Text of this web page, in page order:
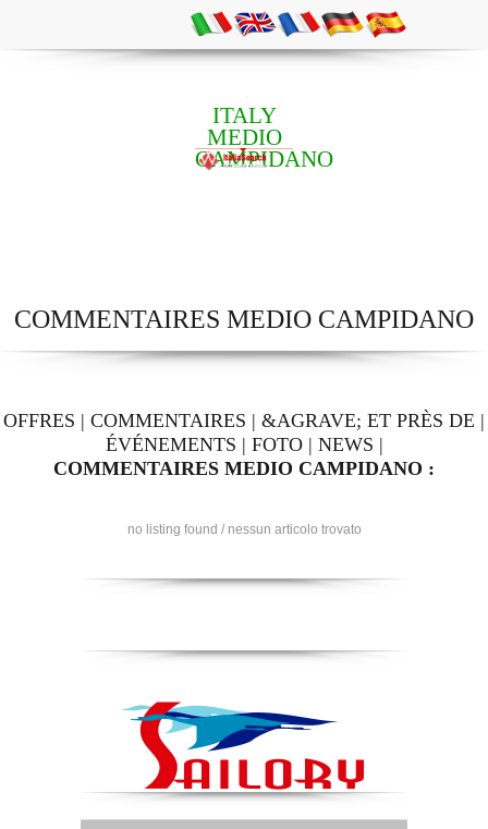
ITALY
MEDIO
CAMPIDANO
COMMENTAIRES MEDIO CAMPIDANO
OFFRES | COMMENTAIRES | &AGRAVE; ET PRÈS DE |
ÉVÉNEMENTS | FOTO| NEWS |
COMMENTAIRES MEDIO CAMPIDANO :
no listing found / nessun articolo trovato